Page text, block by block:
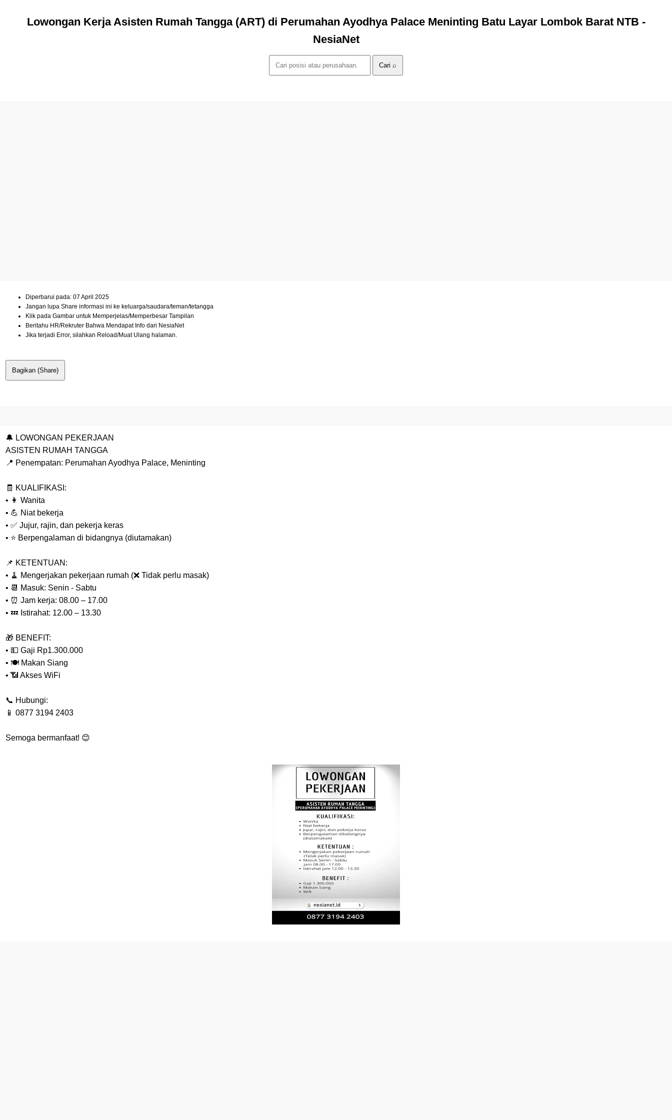
Lowongan Kerja Asisten Rumah Tangga (ART) di Perumahan Ayodhya Palace Meninting Batu Layar Lombok Barat NTB -
NesiaNet
Cari ⌕
Diperbarui pada: 07 April 2025
Jangan lupa Share informasi ini ke keluarga/saudara/teman/tetangga
Klik pada Gambar untuk Memperjelas/Memperbesar Tampilan
Beritahu HR/Rekruter Bahwa Mendapat Info dari NesiaNet
Jika terjadi Error, silahkan Reload/Muat Ulang halaman.
Bagikan (Share)
🔔 LOWONGAN PEKERJAAN
ASISTEN RUMAH TANGGA
📍 Penempatan: Perumahan Ayodhya Palace, Meninting
🧾 KUALIFIKASI:
• 👩 Wanita
• 💪 Niat bekerja
• ✅ Jujur, rajin, dan pekerja keras
• ⭐ Berpengalaman di bidangnya (diutamakan)
📌 KETENTUAN:
• 🧹 Mengerjakan pekerjaan rumah (❌ Tidak perlu masak)
• 📆 Masuk: Senin - Sabtu
• ⏰ Jam kerja: 08.00 – 17.00
• 💤 Istirahat: 12.00 – 13.30
🎁 BENEFIT:
• 💵 Gaji Rp1.300.000
• 🍽️ Makan Siang
• 📶 Akses WiFi
📞 Hubungi:
📱 0877 3194 2403
Semoga bermanfaat! 😊